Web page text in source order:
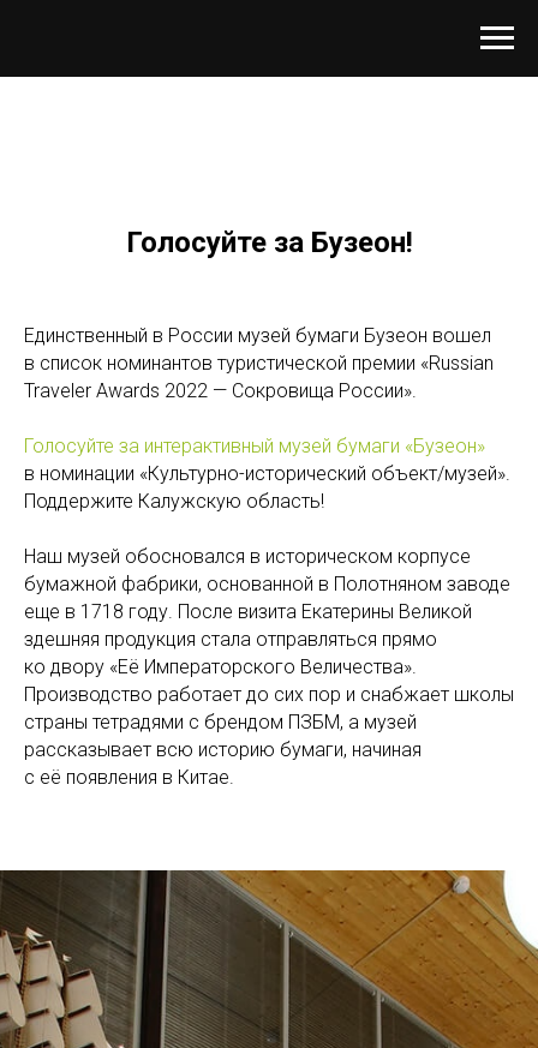
Голосуйте за Бузеон!
Единственный в России музей бумаги Бузеон вошел
в список номинантов туристической премии «Russian
Traveler Awards 2022 — Сокровища России».
Голосуйте за интерактивный музей бумаги «Бузеон»
в номинации «Культурно-исторический объект/музей».
Поддержите Калужскую область!
Наш музей обосновался в историческом корпусе
бумажной фабрики, основанной в Полотняном заводе
еще в 1718 году. После визита Екатерины Великой
здешняя продукция стала отправляться прямо
ко двору «Её Императорского Величества».
Производство работает до сих пор и снабжает школы
страны тетрадями с брендом ПЗБМ, а музей
рассказывает всю историю бумаги, начиная
с её появления в Китае.